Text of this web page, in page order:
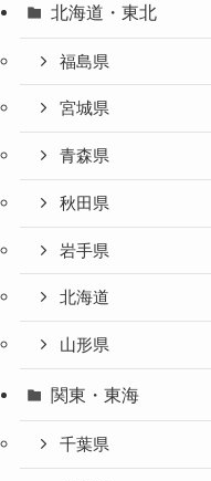
北海道・東北
福島県
宮城県
青森県
秋田県
岩手県
北海道
山形県
関東・東海
千葉県